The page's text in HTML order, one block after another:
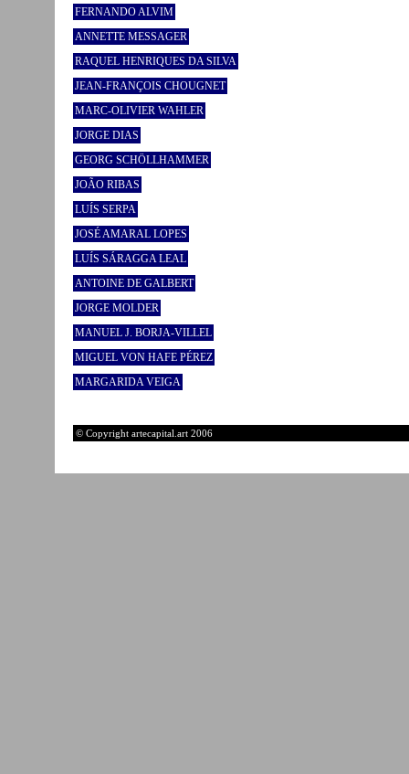
FERNANDO ALVIM
ANNETTE MESSAGER
RAQUEL HENRIQUES DA SILVA
JEAN-FRANÇOIS CHOUGNET
MARC-OLIVIER WAHLER
JORGE DIAS
GEORG SCHÖLLHAMMER
JOÃO RIBAS
LUÍS SERPA
JOSÉ AMARAL LOPES
LUÍS SÁRAGGA LEAL
ANTOINE DE GALBERT
JORGE MOLDER
MANUEL J. BORJA-VILLEL
MIGUEL VON HAFE PÉREZ
MARGARIDA VEIGA
© Copyright artecapital.art 2006